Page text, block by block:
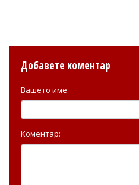
Добавете коментар
Вашето име:
Коментар: